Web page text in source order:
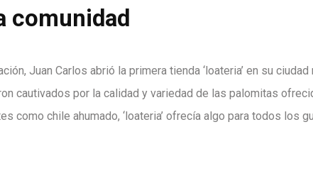
comunidad
Juan Carlos abrió la primera tienda ‘loateria’ en su
cautivados por la calidad y variedad de las palomitas
como chile ahumado, ‘loateria’ ofrecía algo para todos los